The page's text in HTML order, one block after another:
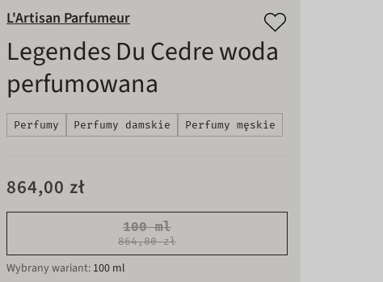
L'Artisan Parfumeur
Legendes Du Cedre woda
perfumowana
Perfumy Perfumy damskie Perfumy męskie
864,00 zł
100 ml
864,00 zł
Wariant
Wybrany wariant: 100 ml